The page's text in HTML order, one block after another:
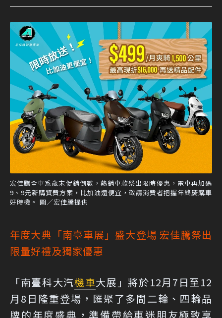
宏佳騰全車系歲末促銷倒數，熱銷車款祭出限時優惠，電車再加碼
9、9元新購資費方案，比加油還便宜，敬請消費者把握年終慶購車
好時機。 圖／宏佳騰提供
年度大典「南臺車展」盛大登場 宏佳騰祭出
限量好禮及獨家優惠
「南臺科大汽機車大展」將於12月7日至12
月8日隆重登場，匯聚了多間二輪、四輪品
牌的年度盛典，準備帶給車迷朋友極致享